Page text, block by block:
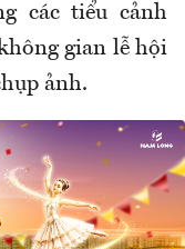
các tiểu cảnh
gian lễ hội
ảnh.